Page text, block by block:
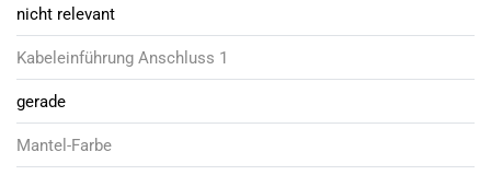
nicht relevant
Kabeleinführung Anschluss 1
gerade
Mantel-Farbe